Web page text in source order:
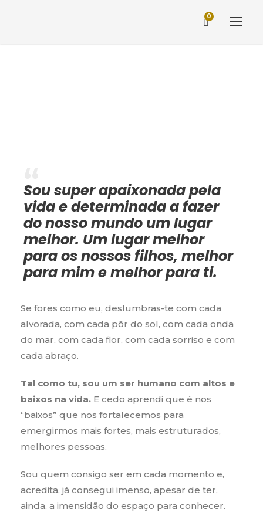
0
Sou super apaixonada pela
vida e determinada a fazer
do nosso mundo um lugar
melhor. Um lugar melhor
para os nossos filhos, melhor
para mim e melhor para ti.
Se fores como eu, deslumbras-te com cada
alvorada, com cada pôr do sol, com cada onda
do mar, com cada flor, com cada sorriso e com
cada abraço.
Tal como tu, sou um ser humano com altos e
baixos na vida. E cedo aprendi que é nos
“baixos” que nos fortalecemos para
emergirmos mais fortes, mais estruturados,
melhores pessoas.
Sou quem consigo ser em cada momento e,
acredita, já consegui imenso, apesar de ter,
ainda, a imensidão do espaço para conhecer.